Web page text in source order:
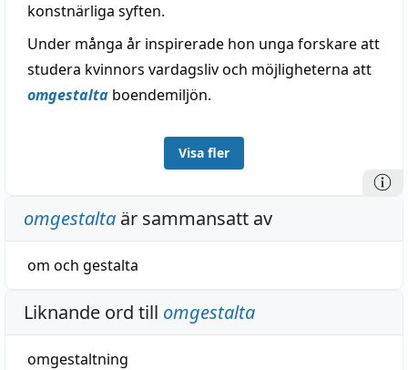
konstnärliga syften.
Under många år inspirerade hon unga forskare att
studera kvinnors vardagsliv och möjligheterna att
omgestalta boendemiljön.
Visa fler
omgestalta är sammansatt av
om och gestalta
Liknande ord till omgestalta
omgestaltning